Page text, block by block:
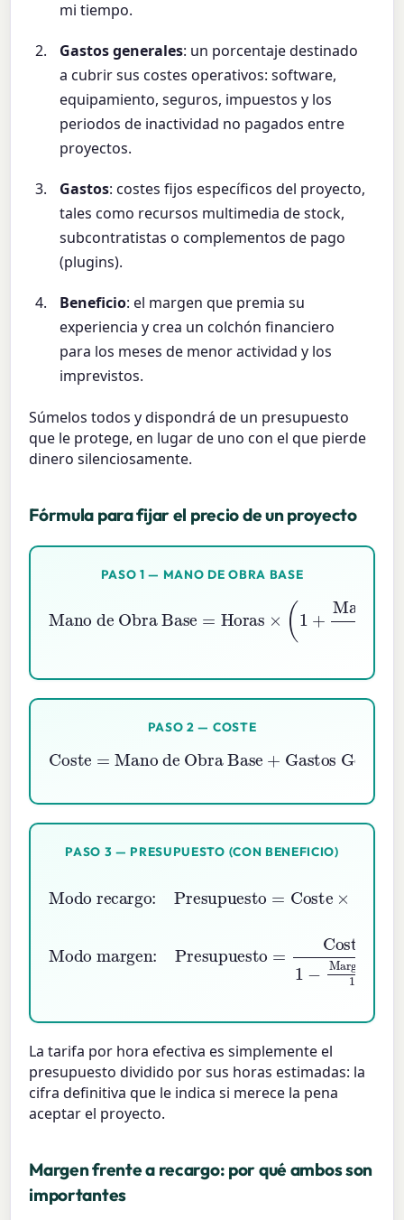
mi tiempo.
Gastos generales: un porcentaje destinado
a cubrir sus costes operativos: software,
equipamiento, seguros, impuestos y los
periodos de inactividad no pagados entre
proyectos.
Gastos: costes fijos específicos del proyecto,
tales como recursos multimedia de stock,
subcontratistas o complementos de pago
(plugins).
Beneficio: el margen que premia su
experiencia y crea un colchón financiero
para los meses de menor actividad y los
imprevistos.
Súmelos todos y dispondrá de un presupuesto
que le protege, en lugar de uno con el que pierde
dinero silenciosamente.
Fórmula para fijar el precio de un proyecto
PASO 1 — MANO DE OBRA BASE
Tarifa por hora
PASO 2 — COSTE
Coste=Mano de Obra Base +
Gastos Generales+Gastos
PASO 3 — PRESUPUESTO (CON BENEFICIO)
La tarifa por hora efectiva es simplemente el
presupuesto dividido por sus horas estimadas: la
cifra definitiva que le indica si merece la pena
aceptar el proyecto.
Margen frente a recargo: por qué ambos son
importantes